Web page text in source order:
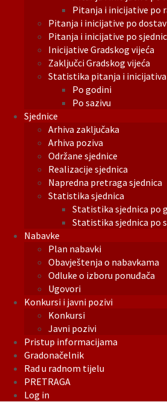
Pitanja i inicijative po
Pitanja i inicijative po
Pitanja i inicijative po
Inicijative Gradskog vijeća
Zaključci Gradskog vijeća
Statistika pitanja i inicijativa
Po godini
Po sazivu
Sjednice
Arhiva zaključaka
Arhiva poziva
Održane sjednice
Realizacije sjednica
Napredna pretraga sjednica
Statistika sjednica
Statistika sjednica po
Statistika sjednica po
Nabavke
Plan nabavki
Obavještenja o nabavkama
Odluke o izboru ponuđača
Ugovori
Konkursi i javni pozivi
Konkursi
Javni pozivi
Pristup informacijama
Gradonačelnik
Rad u radnom tijelu
PRETRAGA
Log in